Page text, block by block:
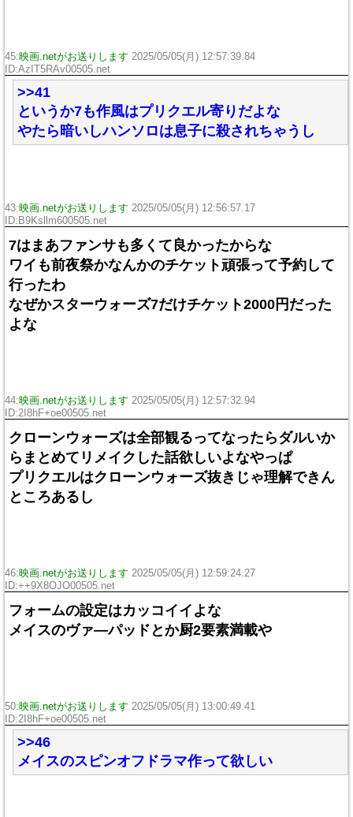
45:映画.netがお送りします 2025/05/05(月) 12:57:39.84
ID:AzIT5RAv00505.net
>>41
というか7も作風はプリクエル寄りだよな
やたら暗いしハンソロは息子に殺されちゃうし
43:映画.netがお送りします 2025/05/05(月) 12:56:57.17
ID:B9Ksllm600505.net
7はまあファンサも多くて良かったからな
ワイも前夜祭かなんかのチケット頑張って予約して
行ったわ
なぜかスターウォーズ7だけチケット2000円だった
よな
44:映画.netがお送りします 2025/05/05(月) 12:57:32.94
ID:2I8hF+oe00505.net
クローンウォーズは全部観るってなったらダルいか
らまとめてリメイクした話欲しいよなやっぱ
プリクエルはクローンウォーズ抜きじゃ理解できん
ところあるし
46:映画.netがお送りします 2025/05/05(月) 12:59:24.27
ID:++9X8OJO00505.net
フォームの設定はカッコイイよな
メイスのヴァ―パッドとか厨2要素満載や
50:映画.netがお送りします 2025/05/05(月) 13:00:49.41
ID:2I8hF+oe00505.net
>>46
メイスのスピンオフドラマ作って欲しい